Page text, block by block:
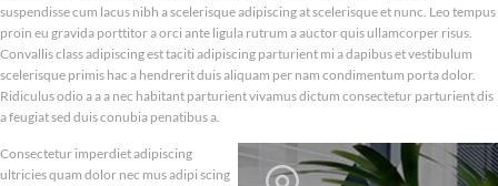
suspendisse cum lacus nibh a scelerisque adipiscing at scelerisque et nunc. Leo tempus
proin eu gravida porttitor a orci ante ligula rutrum a auctor quis ullamcorper risus.
Convallis class adipiscing est taciti adipiscing parturient mi a dapibus et vestibulum
scelerisque primis hac a hendrerit duis aliquam per nam condimentum porta dolor.
Ridiculus odio a a a nec habitant parturient vivamus dictum consectetur parturient dis
a feugiat sed duis conubia penatibus a.
Consectetur imperdiet adipiscing
ultricies quam dolor nec mus adipi scing